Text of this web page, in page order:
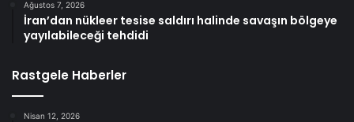
Ağustos 7, 2026
İran’dan nükleer tesise saldırı halinde savaşın bölgeye
yayılabileceği tehdidi
Rastgele Haberler
Nisan 12, 2026